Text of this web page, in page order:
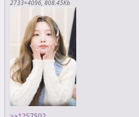
2733×4096 808.45Kb